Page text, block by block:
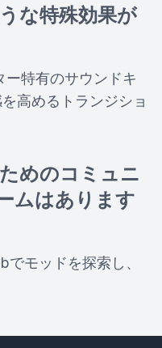
な特殊効果が
特有のサウンドキ
高めるトランジショ
めのコミュニ
ムはあります
モッドを探索し、